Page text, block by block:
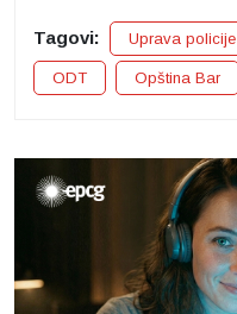
Tagovi: Uprava policije
ODT Opština Bar